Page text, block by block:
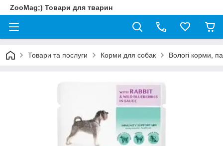
ZooMag;) Товари для тварин
Товари та послуги Корми для собак Вологі корми,